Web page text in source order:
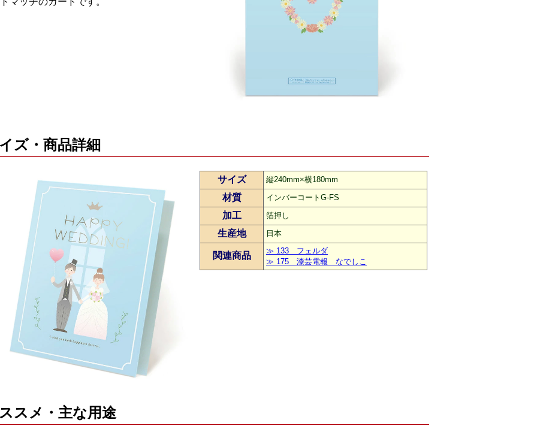
ズ・商品詳細
サイズ 縦240mm×横180mm
材質 インバーコートG-FS
加工 箔押し
生産地 日本
関連商品
≫ 133 フェルダ
≫ 175 漆芸電報 なでしこ
スメ・主な用途